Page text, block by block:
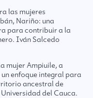
las mujeres
Nariño: una
para contribuir a la
Iván Salcedo
mujer Ampiuile, a
enfoque integral para
ancestral de
del Cauca.